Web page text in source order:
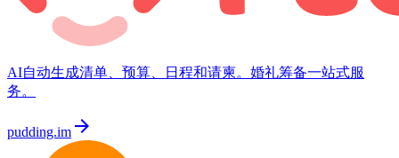
AI自动生成清单、预算、日程和请柬。婚礼筹备一站式服
务。
pudding.im arrow_forward